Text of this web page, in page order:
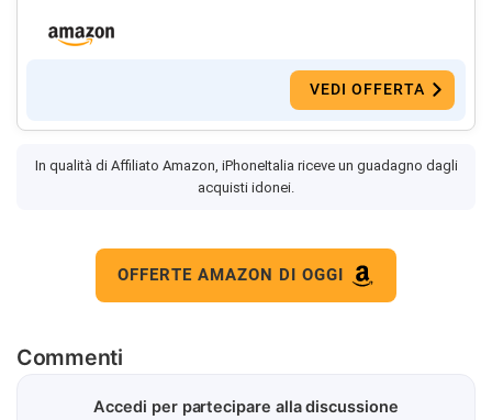
VEDI OFFERTA
In qualità di Affiliato Amazon, iPhoneItalia riceve un guadagno dagli
acquisti idonei.
OFFERTE AMAZON DI OGGI
Commenti
Accedi per partecipare alla discussione